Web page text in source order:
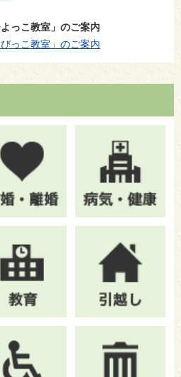
っこ教室」のご案内
っこ教室」のご案内